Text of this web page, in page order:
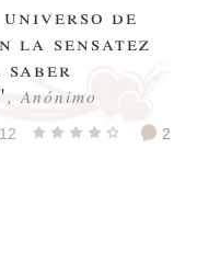
de
la sensatez
, Anónimo
2